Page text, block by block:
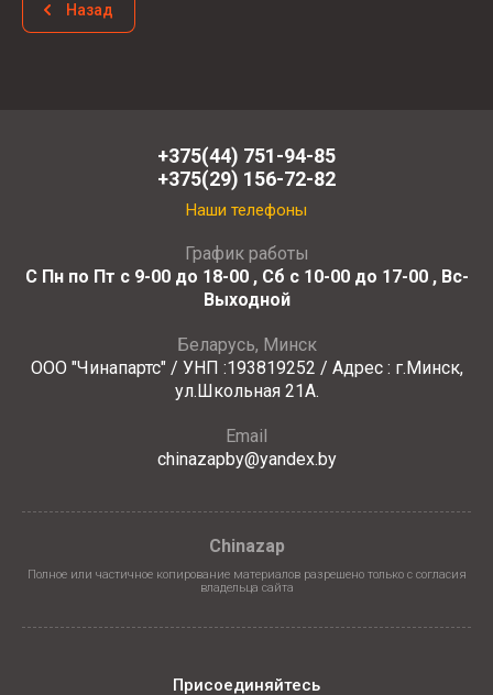
Назад
+375(44) 751-94-85
+375(29) 156-72-82
Наши телефоны
График работы
С Пн по Пт с 9-00 до 18-00 , Сб с 10-00 до 17-00 , Вс-
Выходной
Беларусь, Минск
ООО "Чинапартс" / УНП :193819252 / Адрес : г.Минск,
ул.Школьная 21А.
Email
chinazapby@yandex.by
Chinazap
Полное или частичное копирование материалов разрешено только с согласия
владельца сайта
Присоединяйтесь